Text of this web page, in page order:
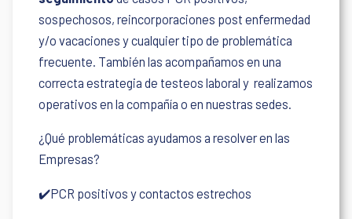
sospechosos, reincorporaciones post enfermedad
y/o vacaciones y cualquier tipo de problemática
frecuente. También las acompañamos en una
correcta estrategia de testeos laboral y realizamos
operativos en la compañía o en nuestras sedes.
¿Qué problemáticas ayudamos a resolver en las
Empresas?
✔️PCR positivos y contactos estrechos